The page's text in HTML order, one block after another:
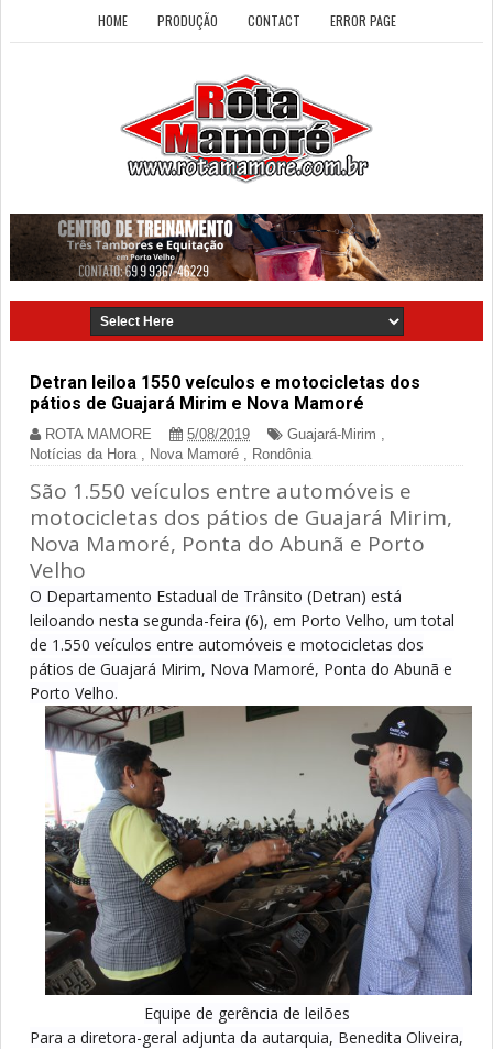
HOME PRODUÇÃO CONTACT ERROR PAGE
Detran leiloa 1550 veículos e motocicletas dos
pátios de Guajará Mirim e Nova Mamoré
ROTA MAMORE 5/08/2019 Guajará-Mirim ,
Notícias da Hora, Nova Mamoré , Rondônia
São 1.550 veículos entre automóveis e
motocicletas dos pátios de Guajará Mirim,
Nova Mamoré, Ponta do Abunã e Porto
Velho
O Departamento Estadual de Trânsito (Detran) está
leiloando nesta segunda-feira (6), em Porto Velho, um total
de 1.550 veículos entre automóveis e motocicletas dos
pátios de Guajará Mirim, Nova Mamoré, Ponta do Abunã e
Porto Velho.
Equipe de gerência de leilões
Para a diretora-geral adjunta da autarquia, Benedita Oliveira,